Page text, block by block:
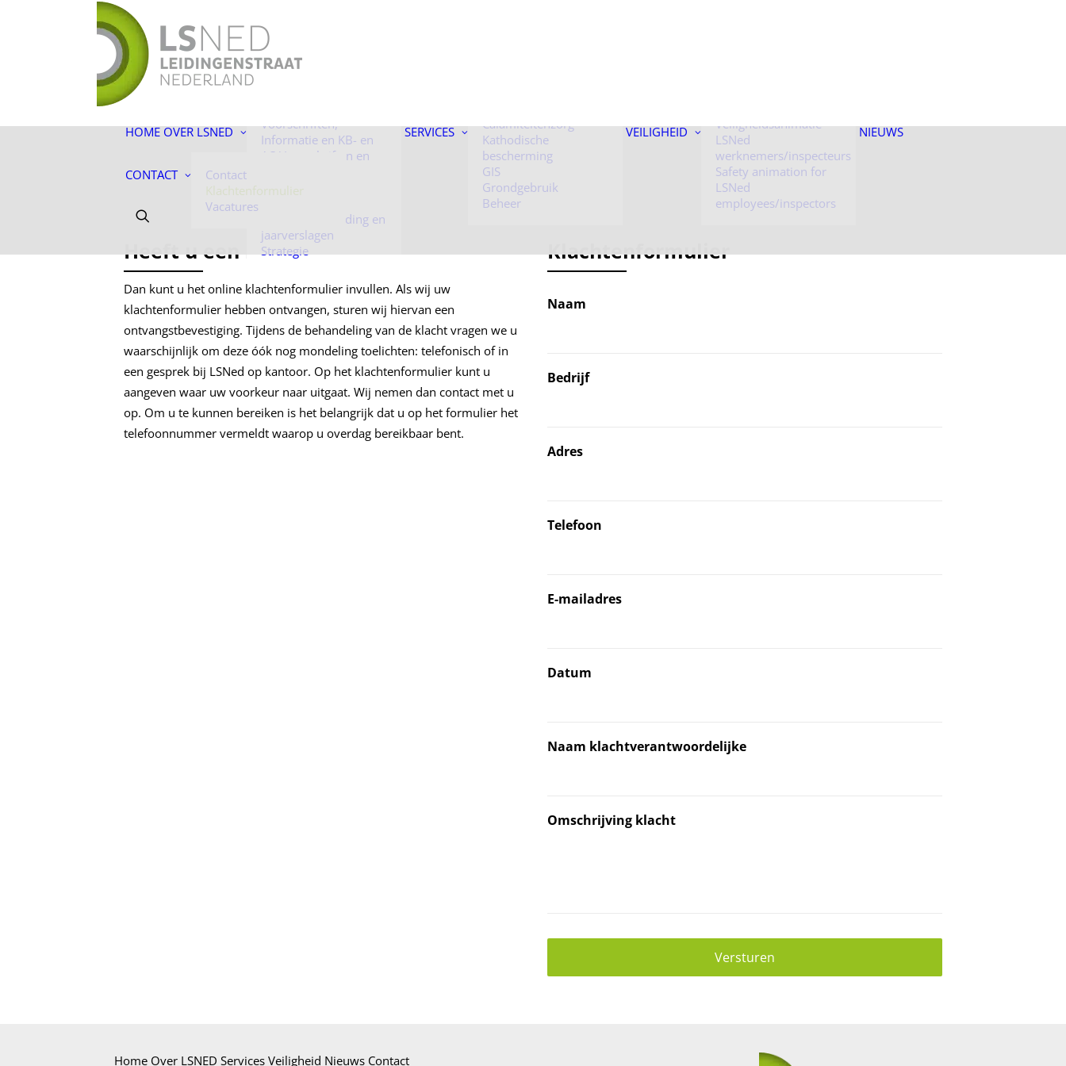
HOME OVER LSNED
De toekomst ligt onder
ons!
Voorschriften,
Informatie en KB- en
AC-Voorschriften en
Algemene
Jaarverantwoording en
jaarverslagen
Strategie
SERVICES
Calamiteitenzorg
Kathodische
bescherming
GIS
Grondgebruik
Beheer
VEILIGHEID
Veiligheidsanimatie
LSNed
werknemers/inspecteurs
Safety animation for
LSNed
employees/inspectors
NIEUWS
CONTACT
Contact
Klachtenformulier
Vacatures
Heeft u een klacht?
Dan kunt u het online klachtenformulier invullen. Als wij uw
klachtenformulier hebben ontvangen, sturen wij hiervan een
ontvangstbevestiging. Tijdens de behandeling van de klacht vragen we u
waarschijnlijk om deze óók nog mondeling toelichten: telefonisch of in
een gesprek bij LSNed op kantoor. Op het klachtenformulier kunt u
aangeven waar uw voorkeur naar uitgaat. Wij nemen dan contact met u
op. Om u te kunnen bereiken is het belangrijk dat u op het formulier het
telefoonnummer vermeldt waarop u overdag bereikbaar bent.
Klachtenformulier
Naam
Bedrijf
Adres
Telefoon
E-mailadres
Datum
Naam klachtverantwoordelijke
Omschrijving klacht
Home Over LSNED Services Veiligheid Nieuws Contact